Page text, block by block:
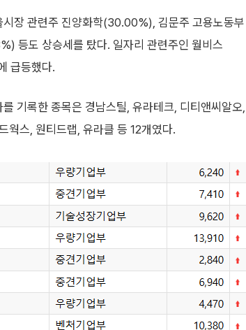
시장 관련주 진양화학(30.00%), 김문주 고용노동부
등도 상승세를 탔다. 일자리 관련주인 월비스
급등했다.
기록한 종목은 경남스틸, 유라테크, 디티앤씨알
웍스, 원티드랩, 유라클 등 12개였다.